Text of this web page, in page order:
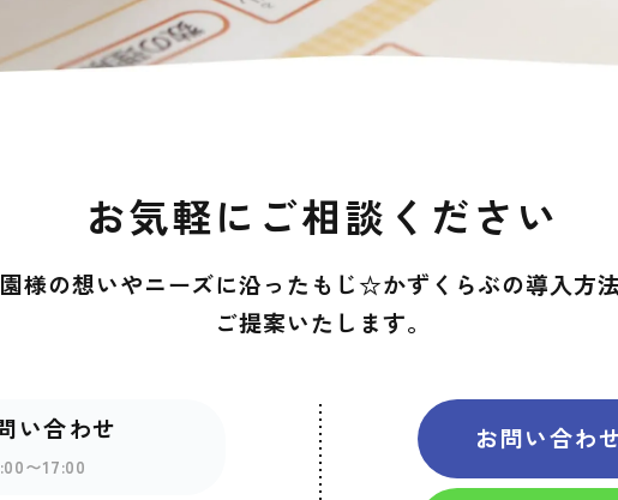
お気軽にご相談ください
園様の想いやニーズに沿ったもじ☆かずくらぶの導入方
ご提案いたします。
い合わせ
〜17:00
お問い合わ